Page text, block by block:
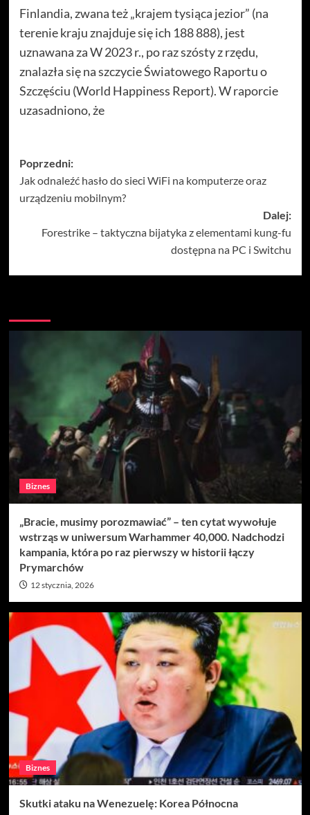
Finlandia, zwana też „krajem tysiąca jezior” (na
terenie kraju znajduje się ich 188 888), jest
uznawana za W 2023 r., po raz szósty z rzędu,
znalazła się na szczycie Światowego Raportu o
Szczęściu (World Happiness Report). W raporcie
uzasadniono, że
Zobacz
wpisy
Poprzedni:
Jak odnaleźć hasło do sieci WiFi na komputerze oraz
urządzeniu mobilnym?
Dalej:
Forestrike – taktyczna bijatyka z elementami kung-fu
dostępna na PC i Switchu
Biznes
„Bracie, musimy porozmawiać” – ten cytat wywołuje
wstrząs w uniwersum Warhammer 40,000. Nadchodzi
kampania, która po raz pierwszy w historii łączy
Prymarchów
12 stycznia, 2026
Biznes
Skutki ataku na Wenezuelę: Korea Północna